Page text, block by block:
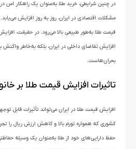
در چنین شرایطی، خرید طلا به‌عنوان یک راهکار امن در
مشکلات اقتصادی در ایران، روز به روز افزایش می‌یابد.
قیمت طلا به‌طور طبیعی بالا می‌رود. در حقیقت،
افزایش تقاضای داخلی در ایران، بلکه به‌خاطر واکنش
بحران‌هاست.
تاثیرات افزایش قیمت طلا بر
افزایش قیمت طلا در ایران می‌تواند تأثیرات قابل
کشوری که همواره تورم بالا و کاهش ارزش ریال را
حفظ دارایی‌های خود از طلا به‌عنوان یک وسیله‌